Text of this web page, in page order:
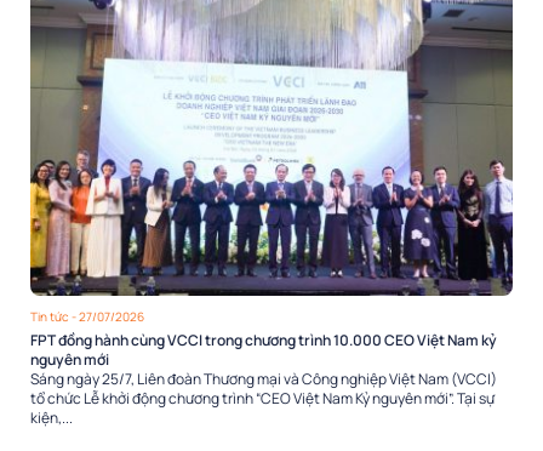
Tin tức - 27/07/2026
FPT đồng hành cùng VCCI trong chương trình 10.000 CEO Việt Nam kỷ
nguyên mới
Sáng ngày 25/7, Liên đoàn Thương mại và Công nghiệp Việt Nam (VCCI)
tổ chức Lễ khởi động chương trình “CEO Việt Nam Kỷ nguyên mới”. Tại sự
kiện,...